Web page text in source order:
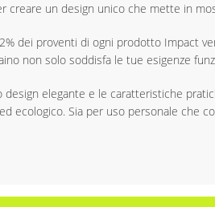
creare un design unico che mette in
dei proventi di ogni prodotto Impact
non solo soddisfa le tue esigenze
design elegante e le caratteristiche
ecologico. Sia per uso personale che